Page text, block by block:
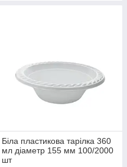
Біла пластикова тарілка 360
мл діаметр 155 мм 100/2000
шт